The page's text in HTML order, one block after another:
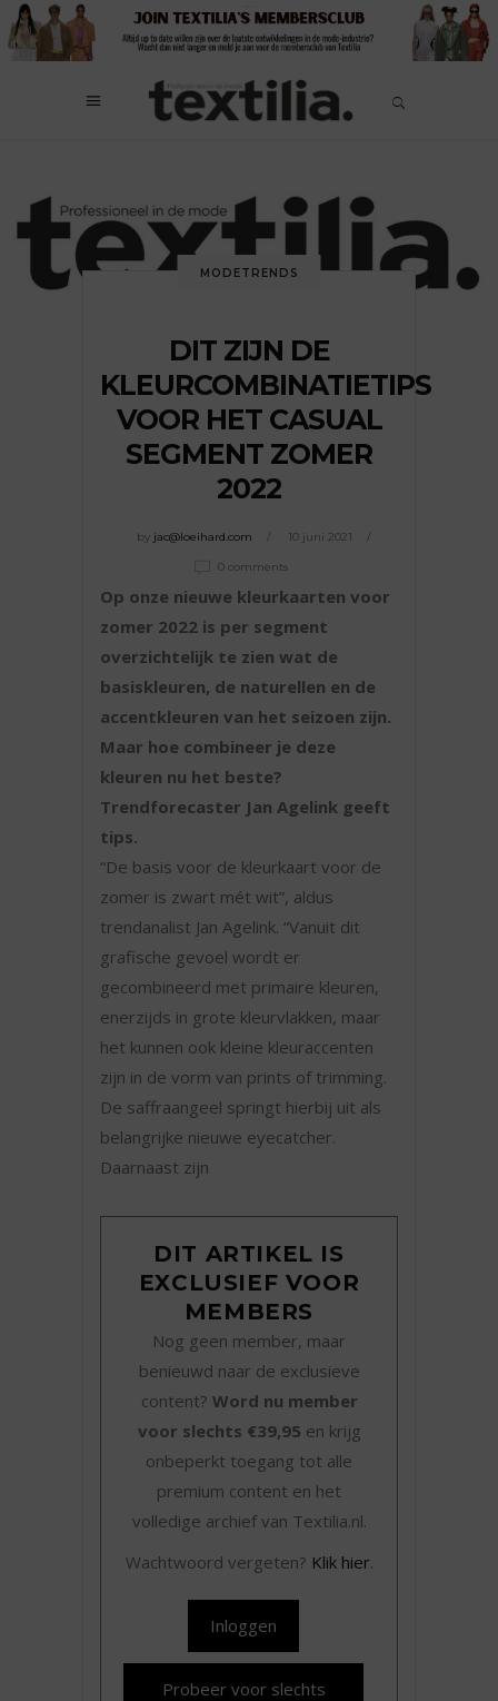
MODETRENDS
DIT ZIJN DE
KLEURCOMBINATIETIPS
VOOR HET CASUAL
SEGMENT ZOMER
2022
by jac@loeihard.com 10 juni 2021
0 comments
Op onze nieuwe kleurkaarten voor
zomer 2022 is per segment
overzichtelijk te zien wat de
basiskleuren, de naturellen en de
accentkleuren van het seizoen zijn.
Maar hoe combineer je deze
kleuren nu het beste?
Trendforecaster Jan Agelink geeft
tips.
“De basis voor de kleurkaart voor de
zomer is zwart mét wit”, aldus
trendanalist Jan Agelink. “Vanuit dit
grafische gevoel wordt er
gecombineerd met primaire kleuren,
enerzijds in grote kleurvlakken, maar
het kunnen ook kleine kleuraccenten
zijn in de vorm van prints of trimming.
De saffraangeel springt hierbij uit als
belangrijke nieuwe eyecatcher.
Daarnaast zijn
DIT ARTIKEL IS
EXCLUSIEF VOOR
MEMBERS
Nog geen member, maar
benieuwd naar de exclusieve
content? Word nu member
voor slechts €39,95 en krijg
onbeperkt toegang tot alle
premium content en het
volledige archief van Textilia.nl.
Wachtwoord vergeten? Klik hier.
Inloggen
Probeer voor slechts